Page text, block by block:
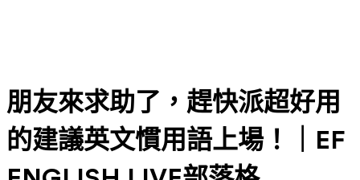
朋友來求助了，趕快派超好用
的建議英文慣用語上場！｜EF